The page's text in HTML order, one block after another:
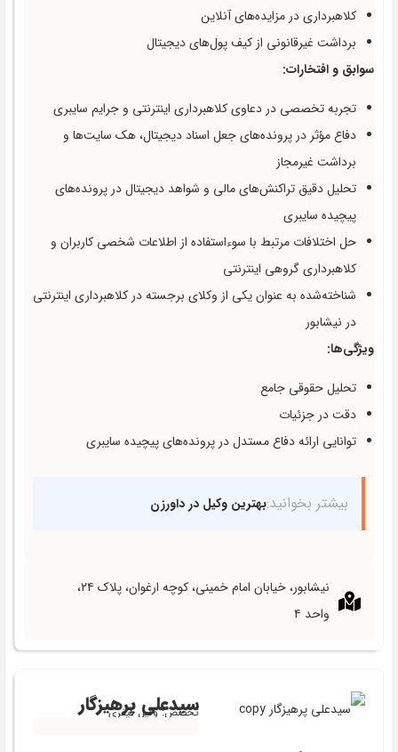
کلاهبرداری در مزایده‌های آنلاین
برداشت غیرقانونی از کیف پول‌های دیجیتال
سوابق و افتخارات:
تجربه تخصصی در دعاوی کلاهبرداری اینترنتی و جرایم سایبری
دفاع مؤثر در پرونده‌های جعل اسناد دیجیتال، هک سایت‌ها و
برداشت غیرمجاز
تحلیل دقیق تراکنش‌های مالی و شواهد دیجیتال در پرونده‌های
پیچیده سایبری
حل اختلافات مرتبط با سوءاستفاده از اطلاعات شخصی کاربران و
کلاهبرداری گروهی اینترنتی
شناخته‌شده به عنوان یکی از وکلای برجسته در کلاهبرداری اینترنتی
در نیشابور
ویژگی‌ها:
تحلیل حقوقی جامع
دقت در جزئیات
توانایی ارائه دفاع مستدل در پرونده‌های پیچیده سایبری
بیشتر بخوانید:بهترین وکیل در داورزن
نیشابور، خیابان امام خمینی، کوچه ارغوان، پلاک ۲۴،
واحد ۴
سیدعلی پرهیزگار
تخصص: وکیل کیفری